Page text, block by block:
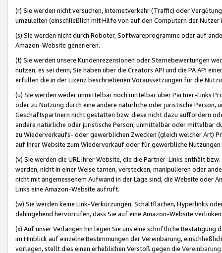
(r) Sie werden nicht versuchen, Internetverkehr (Traffic) oder
umzuleiten (einschließlich mit Hilfe von auf den Computern der
(s) Sie werden nicht durch Roboter, Softwareprogramme oder auf
Amazon-Website generieren.
(t) Sie werden unsere Kundenrezensionen oder Sternebewertungen
nutzen, es sei denn, Sie haben über die Creators API und die PA API
erfüllen die in der Lizenz beschriebenen Voraussetzungen für die
(u) Sie werden weder unmittelbar noch mittelbar über Partner-Links
oder zu Nutzung durch eine andere natürliche oder juristische
Geschäftspartnern nicht gestatten bzw. diese nicht dazu auffordern
andere natürliche oder juristische Person, unmittelbar oder mittelbar
zu Wiederverkaufs- oder gewerblichen Zwecken (gleich welcher Art)
auf Ihrer Website zum Wiederverkauf oder für gewerbliche
(v) Sie werden die URL Ihrer Website, die die Partner-Links enthält
werden, nicht in einer Weise tarnen, verstecken, manipulieren oder
nicht mit angemessenem Aufwand in der Lage sind, die Website oder
Links eine Amazon-Website aufruft.
(w) Sie werden keine Link-Verkürzungen, Schaltflächen, Hyperlinks
dahingehend hervorrufen, dass Sie auf eine Amazon-Website
(x) Auf unser Verlangen hin legen Sie uns eine schriftliche
im Hinblick auf einzelne Bestimmungen der Vereinbarung,
vorlegen, stellt dies einen erheblichen Verstoß gegen die Vereinbarung